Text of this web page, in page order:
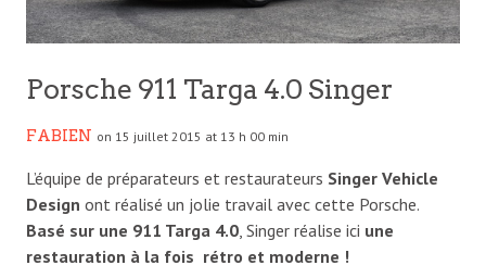
Porsche 911 Targa 4.0 Singer
FABIEN on 15 juillet 2015 at 13 h 00 min
L’équipe de préparateurs et restaurateurs Singer Vehicle
Design ont réalisé un jolie travail avec cette Porsche.
Basé sur une 911 Targa 4.0 , Singer réalise ici une
restauration à la fois rétro et moderne !